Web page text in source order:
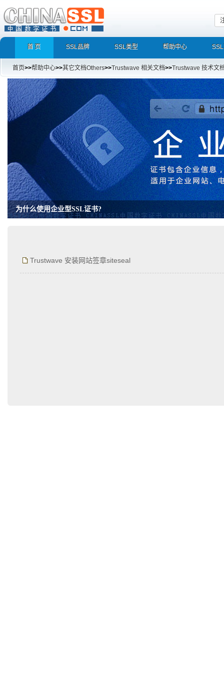
首 页 SSL品牌 SSL类型 帮助中心
首页>>帮助中心>>其它文档Others>>Trustwave 相关文档>>Trustwave 技术文
为什么使用企业型SSL证书?
Trustwave 安装网站签章siteseal